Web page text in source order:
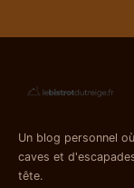
Un blog personnel
caves et
tête.